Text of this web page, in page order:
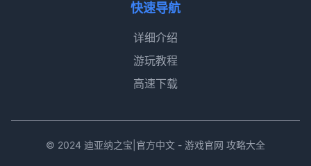
快速导航
详细介绍
游玩教程
高速下载
© 2024 迪亚纳之宝|官方中文 - 游戏官网 攻略大全